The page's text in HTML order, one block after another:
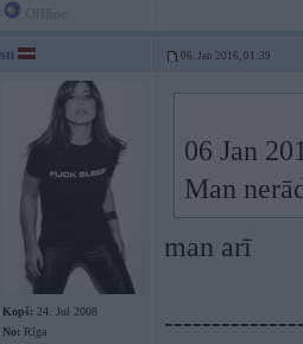
sn 06. Jan 2016, 01:39
Kopš: 24. Jul 2008
No: Rīga
06 Jan
Man
man arī